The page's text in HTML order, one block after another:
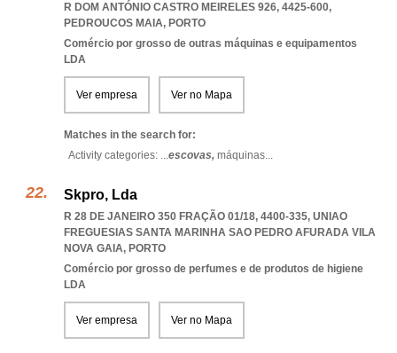
R DOM ANTÓNIO CASTRO MEIRELES 926, 4425-600,
PEDROUCOS MAIA, PORTO
Comércio por grosso de outras máquinas e equipamentos
LDA
Ver empresa Ver no Mapa
Matches in the search for:
Activity categories: ...escovas, máquinas...
Skpro, Lda
R 28 DE JANEIRO 350 FRAÇÃO 01/18, 4400-335, UNIAO
FREGUESIAS SANTA MARINHA SAO PEDRO AFURADA VILA
NOVA GAIA, PORTO
Comércio por grosso de perfumes e de produtos de higiene
LDA
Ver empresa Ver no Mapa